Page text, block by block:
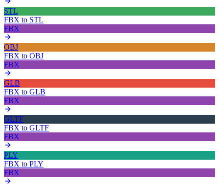
STL
FBX to STL
FBX
OBJ
FBX to OBJ
FBX
GLB
FBX to GLB
FBX
GLTF
FBX to GLTF
FBX
PLY
FBX to PLY
FBX